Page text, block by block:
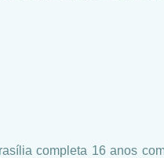
completa 16 anos